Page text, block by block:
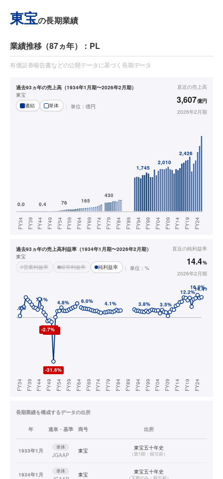
東宝の長期業績
業績推移（87ヵ年）：PL
有価証券報告書などの公開データに基づく長期データ
過去93ヵ年の売上高（1934年1月期〜2026年2月期）
東宝
連結
単体 単位： 億円
直近の売上高
3,607億円
2026年2月期
過去93ヵ年の売上高利益率（1934年1月期〜2026年2月期）
東宝
営業利益率
経常利益率 純利益率 単位：%
直近の純利益率
14.4%
2026年2月期
長期業績を構成するデータの出所
年 連単・基準 商号 出所
1933年1月
単体
JGAAP
東宝 東宝五十年史
（第1期・税引前）
1934年1月
単体
東宝 東宝五十年史